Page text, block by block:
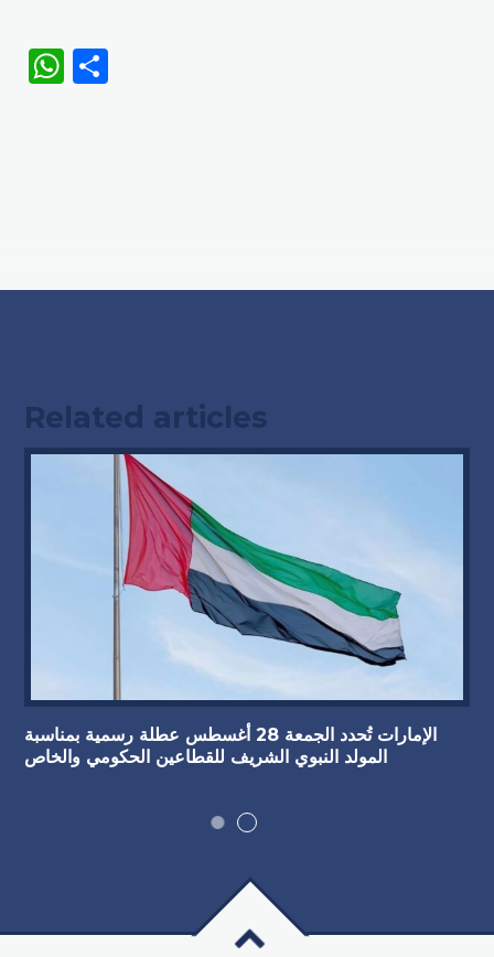
WhatsApp
Related articles
الإمارات تُحدد الجمعة 28 أغسطس عطلة رسمية بمناسبة
المولد النبوي الشريف للقطاعين الحكومي والخاص